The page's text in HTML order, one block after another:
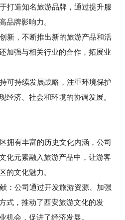
打造知名旅游品牌，通过提升服
品牌影响力。
，不断推出新的旅游产品和活
加强与相关行业的合作，拓展业
持续发展战略，注重环境保护
经济、社会和环境的协调发展。
拥有丰富的历史文化内涵，公司
化元素融入旅游产品中，让游客
的文化魅力。
公司通过开发旅游资源、加强
式，推动了西安旅游文化的发
机会，促进了经济发展。